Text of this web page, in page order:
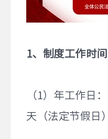
1、制度工作时
（1）年工作日
天（法定节假日